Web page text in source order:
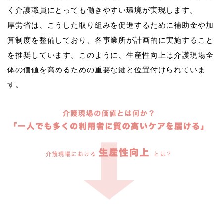
く介護職員にとっても働きやすい環境が実現します。
厚労省は、こうした取り組みを促進するために補助金や加
算制度を整備しており、各事業所が計画的に実施すること
を推奨しています。このように、生産性向上は介護現場全
体の価値を高めるための重要な鍵と位置付けられていま